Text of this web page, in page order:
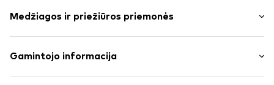
Dirbtinė oda
Prekės Nr. IJH0051018000001
Medžiagos ir priežiūros priemonės
Išorinė medžiaga: Poliesteris – PES
Gamintojo informacija